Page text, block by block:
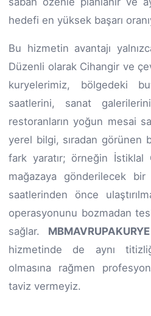
hedefi en yüksek başarı
Bu hizmetin avantajı
Düzenli olarak Cihangir ve
kuryelerimiz, bölgedeki
saatlerini, sanat
restoranların yoğun mesai
yerel bilgi, sıradan görünen
fark yaratır; örneğin İstiklal
mağazaya gönderilecek
saatlerinden önce
operasyonunu bozmadan
sağlar. MBMAVRUPAKURYE
hizmetinde de aynı
olmasına rağmen
taviz vermeyiz.